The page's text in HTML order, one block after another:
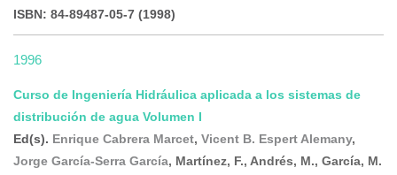
ISBN: 84-89487-05-7 (1998)
1996
Curso de Ingeniería Hidráulica aplicada a los sistemas de
distribución de agua Volumen I
Ed(s). Enrique Cabrera Marcet, Vicent B. Espert Alemany,
Jorge García-Serra García, Martínez, F., Andrés, M., García, M.